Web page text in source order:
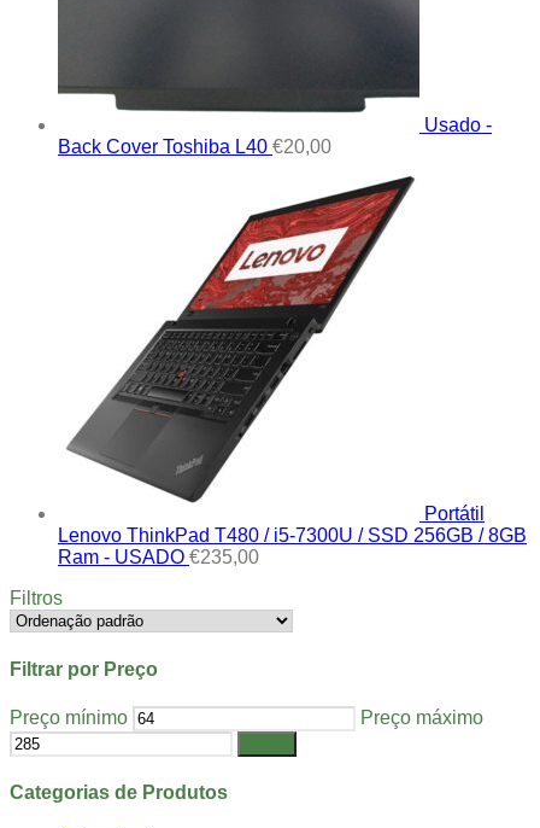
Usado -
Back Cover Toshiba L40 €20,00
Portátil
Lenovo ThinkPad T480 / i5-7300U / SSD 256GB / 8GB
Ram - USADO €235,00
Filtros
Filtrar por Preço
Preço mínimo Preço máximo
Categorias de Produtos